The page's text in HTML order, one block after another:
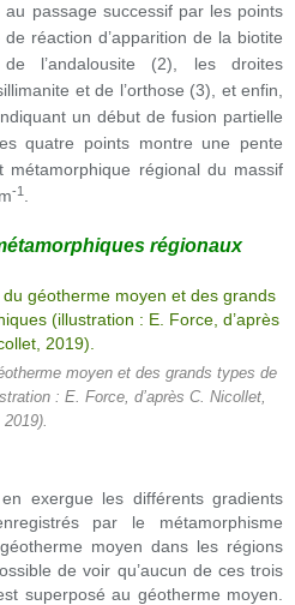
passage successif par les points
réaction d’apparition de la biotite
l’andalousite (2), les droites
et de l’orthose (3), et enfin,
un début de fusion partielle
quatre points montre une pente
régional du massif
-1
régionaux
moyen et des grands types de
: E. Force, d’après C. Nicollet,
2019).
exergue les différents gradients
par le métamorphisme
moyen dans les régions
de voir qu’aucun de ces trois
superposé au géotherme moyen.